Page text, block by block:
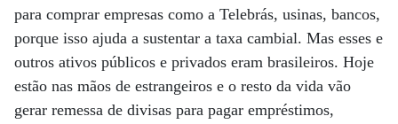
para comprar empresas como a Telebrás, usinas, bancos,
porque isso ajuda a sustentar a taxa cambial. Mas esses e
outros ativos públicos e privados eram brasileiros. Hoje
estão nas mãos de estrangeiros e o resto da vida vão
gerar remessa de divisas para pagar empréstimos,